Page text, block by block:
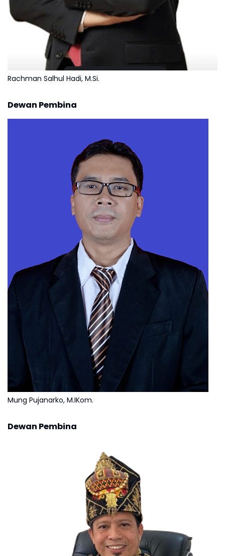
Rachman Salhul Hadi, M.Si.
Dewan Pembina
Mung Pujanarko, M.IKom.
Dewan Pembina